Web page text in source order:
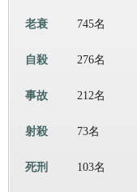
老衰 745名
自殺 276名
事故 212名
射殺 73名
死刑 103名